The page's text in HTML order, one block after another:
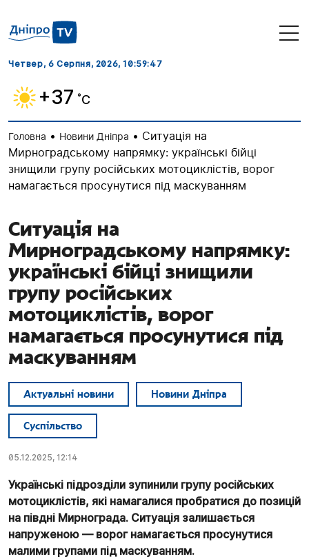
Четвер, 6 Серпня, 2026, 10:59:48
+37 ˚C
Головна • Новини Дніпра • Ситуація на
Мирноградському напрямку: українські бійці
знищили групу російських мотоциклістів, ворог
намагається просунутися під маскуванням
Ситуація на
Мирноградському напрямку:
українські бійці знищили
групу російських
мотоциклістів, ворог
намагається просунутися під
маскуванням
Актуальні новини Новини Дніпра
Суспільство
05.12.2025, 12:14
Українські підрозділи зупинили групу російських
мотоциклістів, які намагалися пробратися до позицій
на півдні Мирнограда. Ситуація залишається
напруженою — ворог намагається просунутися
малими групами під маскуванням.